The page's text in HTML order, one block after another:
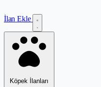
İlan Ekle
Köpek İlanları